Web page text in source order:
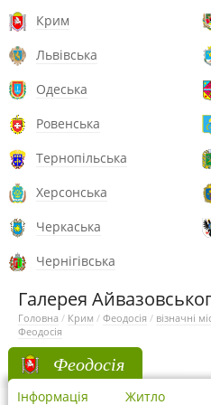
Крим
Львівська
Одеська
Ровенська
Тернопільська
Херсонська
Черкаська
Чернігівська
Галерея
Головна / Крим / Феодосія / візначні
Феодосія
Феодосія
Інформація Житло